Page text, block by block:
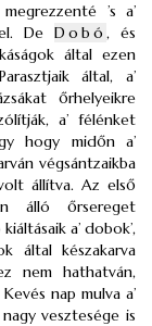
’s a’
De Dobó , és
által ezen
által, a’
őrhelyeikre
a’ félénket
hogy midőn a’
végsántzaikba
állítva. Az első
álló őrsereget
a’ dobok’,
által készakarva
nem hathatván,
nap mulva a’
vesztesége is